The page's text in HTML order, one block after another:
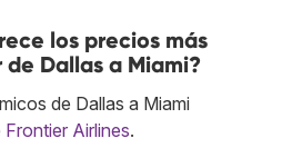
los precios más
Dallas a Miami?
de Dallas a Miami
Frontier Airlines.